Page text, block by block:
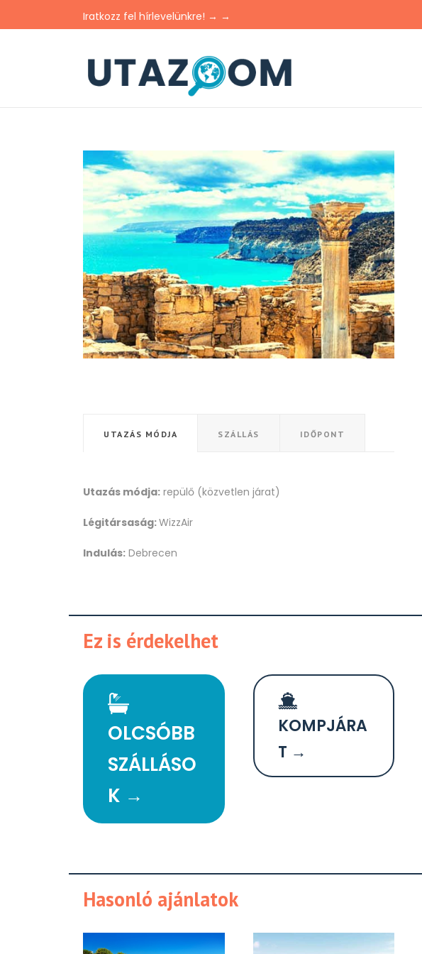
Iratkozz fel hírlevelünkre! → →
UTAZÁS MÓDJA SZÁLLÁS IDŐPONT
Utazás módja: repülő (közvetlen járat)
Légitársaság:WizzAir
Indulás: Debrecen
Ez is érdekelhet
OLCSÓBB
SZÁLLÁSO
K →
KOMPJÁRA
T →
Hasonló ajánlatok